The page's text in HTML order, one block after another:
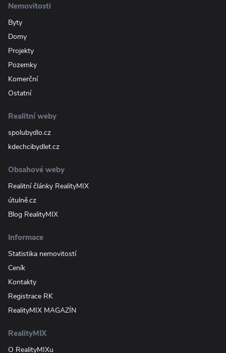
Nemovitosti
Byty
Domy
Projekty
Pozemky
Komerční
Ostatní
Realitní weby
spolubydlo.cz
kdechcibydlet.cz
Obsahové weby
Realitní články RealityMIX
útulně.cz
Blog RealityMIX
Informace
Statistika nemovitostí
Ceník
Kontakty
Registrace RK
RealityMIX MAGAZÍN
RealityMIX
O RealityMIXu